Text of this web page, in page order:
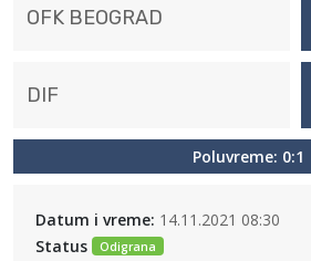
OFK BEOGRAD
DIF
Poluvreme: 0:1
Datum i vreme: 14.11.2021 08:30
Status
Odigrana